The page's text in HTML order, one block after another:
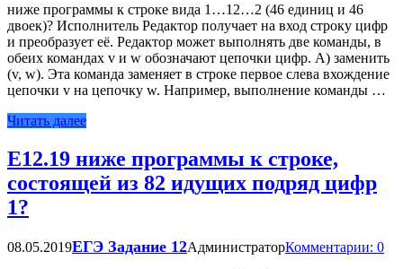
ниже программы к строке вида 1…12…2 (46 единиц и 46
двоек)? Исполнитель Редактор получает на вход строку цифр
и преобразует её. Редактор может выполнять две команды, в
обеих командах v и w обозначают цепочки цифр. А) заменить
(v, w). Эта команда заменяет в строке первое слева вхождение
цепочки v на цепочку w. Например, выполнение команды …
Читать далее
Е12.19 ниже программы к строке,
состоящей из 82 идущих подряд цифр
1?
08.05.2019ЕГЭ Задание 12АдминистраторКомментарии: 0